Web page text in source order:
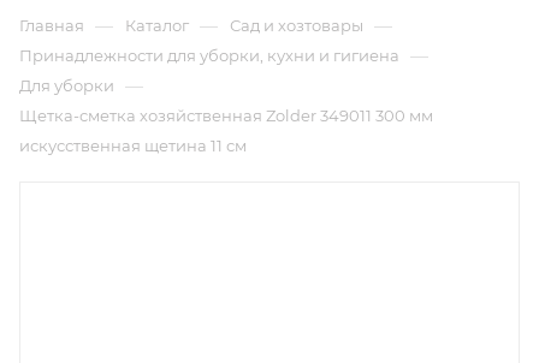
Главная — Каталог — Сад и хозтовары —
Принадлежности для уборки, кухни и гигиена —
Для уборки —
Щетка-сметка хозяйственная Zolder 349011 300 мм
искусственная щетина 11 см